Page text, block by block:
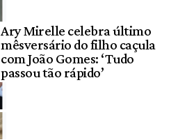
Ary Mirelle celebra último
mêsversário do filho caçula
com João Gomes: ‘Tudo
passou tão rápido’